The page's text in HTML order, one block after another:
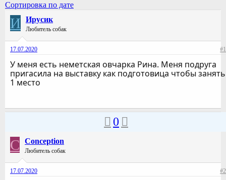
Сортировка по дате
И Ирусик
Любитель собак
17.07.2020 #1
У меня есть неметская овчарка Рина. Меня подруга
пригасила на выставку как подготовица чтобы занять
1 место
0
C Conception
Любитель собак
17.07.2020 #2